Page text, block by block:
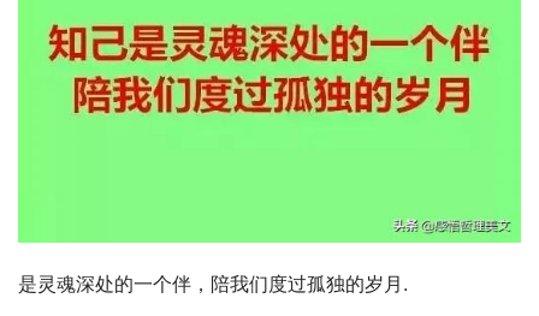
是灵魂深处的一个伴，陪我们度过孤独的岁月.